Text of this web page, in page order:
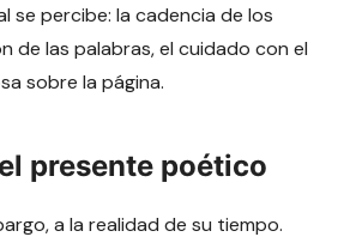
se percibe: la cadencia de los
de las palabras, el cuidado con el
sobre la página.
presente poético
a la realidad de su tiempo.